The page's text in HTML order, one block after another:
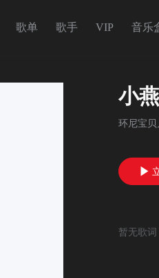
歌单 歌手 VIP 音乐
小
环尼宝贝

暂无歌词